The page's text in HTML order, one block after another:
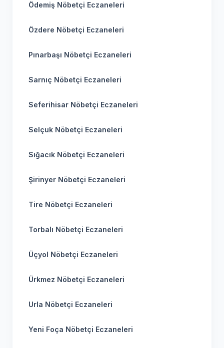
Ödemiş Nöbetçi Eczaneleri
Özdere Nöbetçi Eczaneleri
Pınarbaşı Nöbetçi Eczaneleri
Sarnıç Nöbetçi Eczaneleri
Seferihisar Nöbetçi Eczaneleri
Selçuk Nöbetçi Eczaneleri
Sığacık Nöbetçi Eczaneleri
Şirinyer Nöbetçi Eczaneleri
Tire Nöbetçi Eczaneleri
Torbalı Nöbetçi Eczaneleri
Üçyol Nöbetçi Eczaneleri
Ürkmez Nöbetçi Eczaneleri
Urla Nöbetçi Eczaneleri
Yeni Foça Nöbetçi Eczaneleri